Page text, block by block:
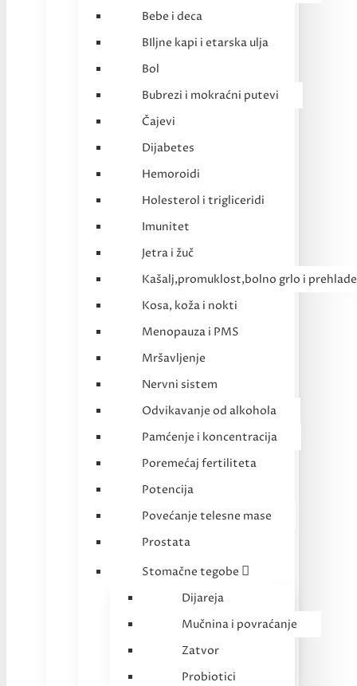
Bebe i deca
BIljne kapi i etarska ulja
Bol
Bubrezi i mokraćni putevi
Čajevi
Dijabetes
Hemoroidi
Holesterol i trigliceridi
Imunitet
Jetra i žuč
Kašalj,promuklost,bolno grlo i prehlade
Kosa, koža i nokti
Menopauza i PMS
Mršavljenje
Nervni sistem
Odvikavanje od alkohola
Pamćenje i koncentracija
Poremećaj fertiliteta
Potencija
Povećanje telesne mase
Prostata
Stomačne tegobe
Dijareja
Mučnina i povraćanje
Zatvor
Probiotici